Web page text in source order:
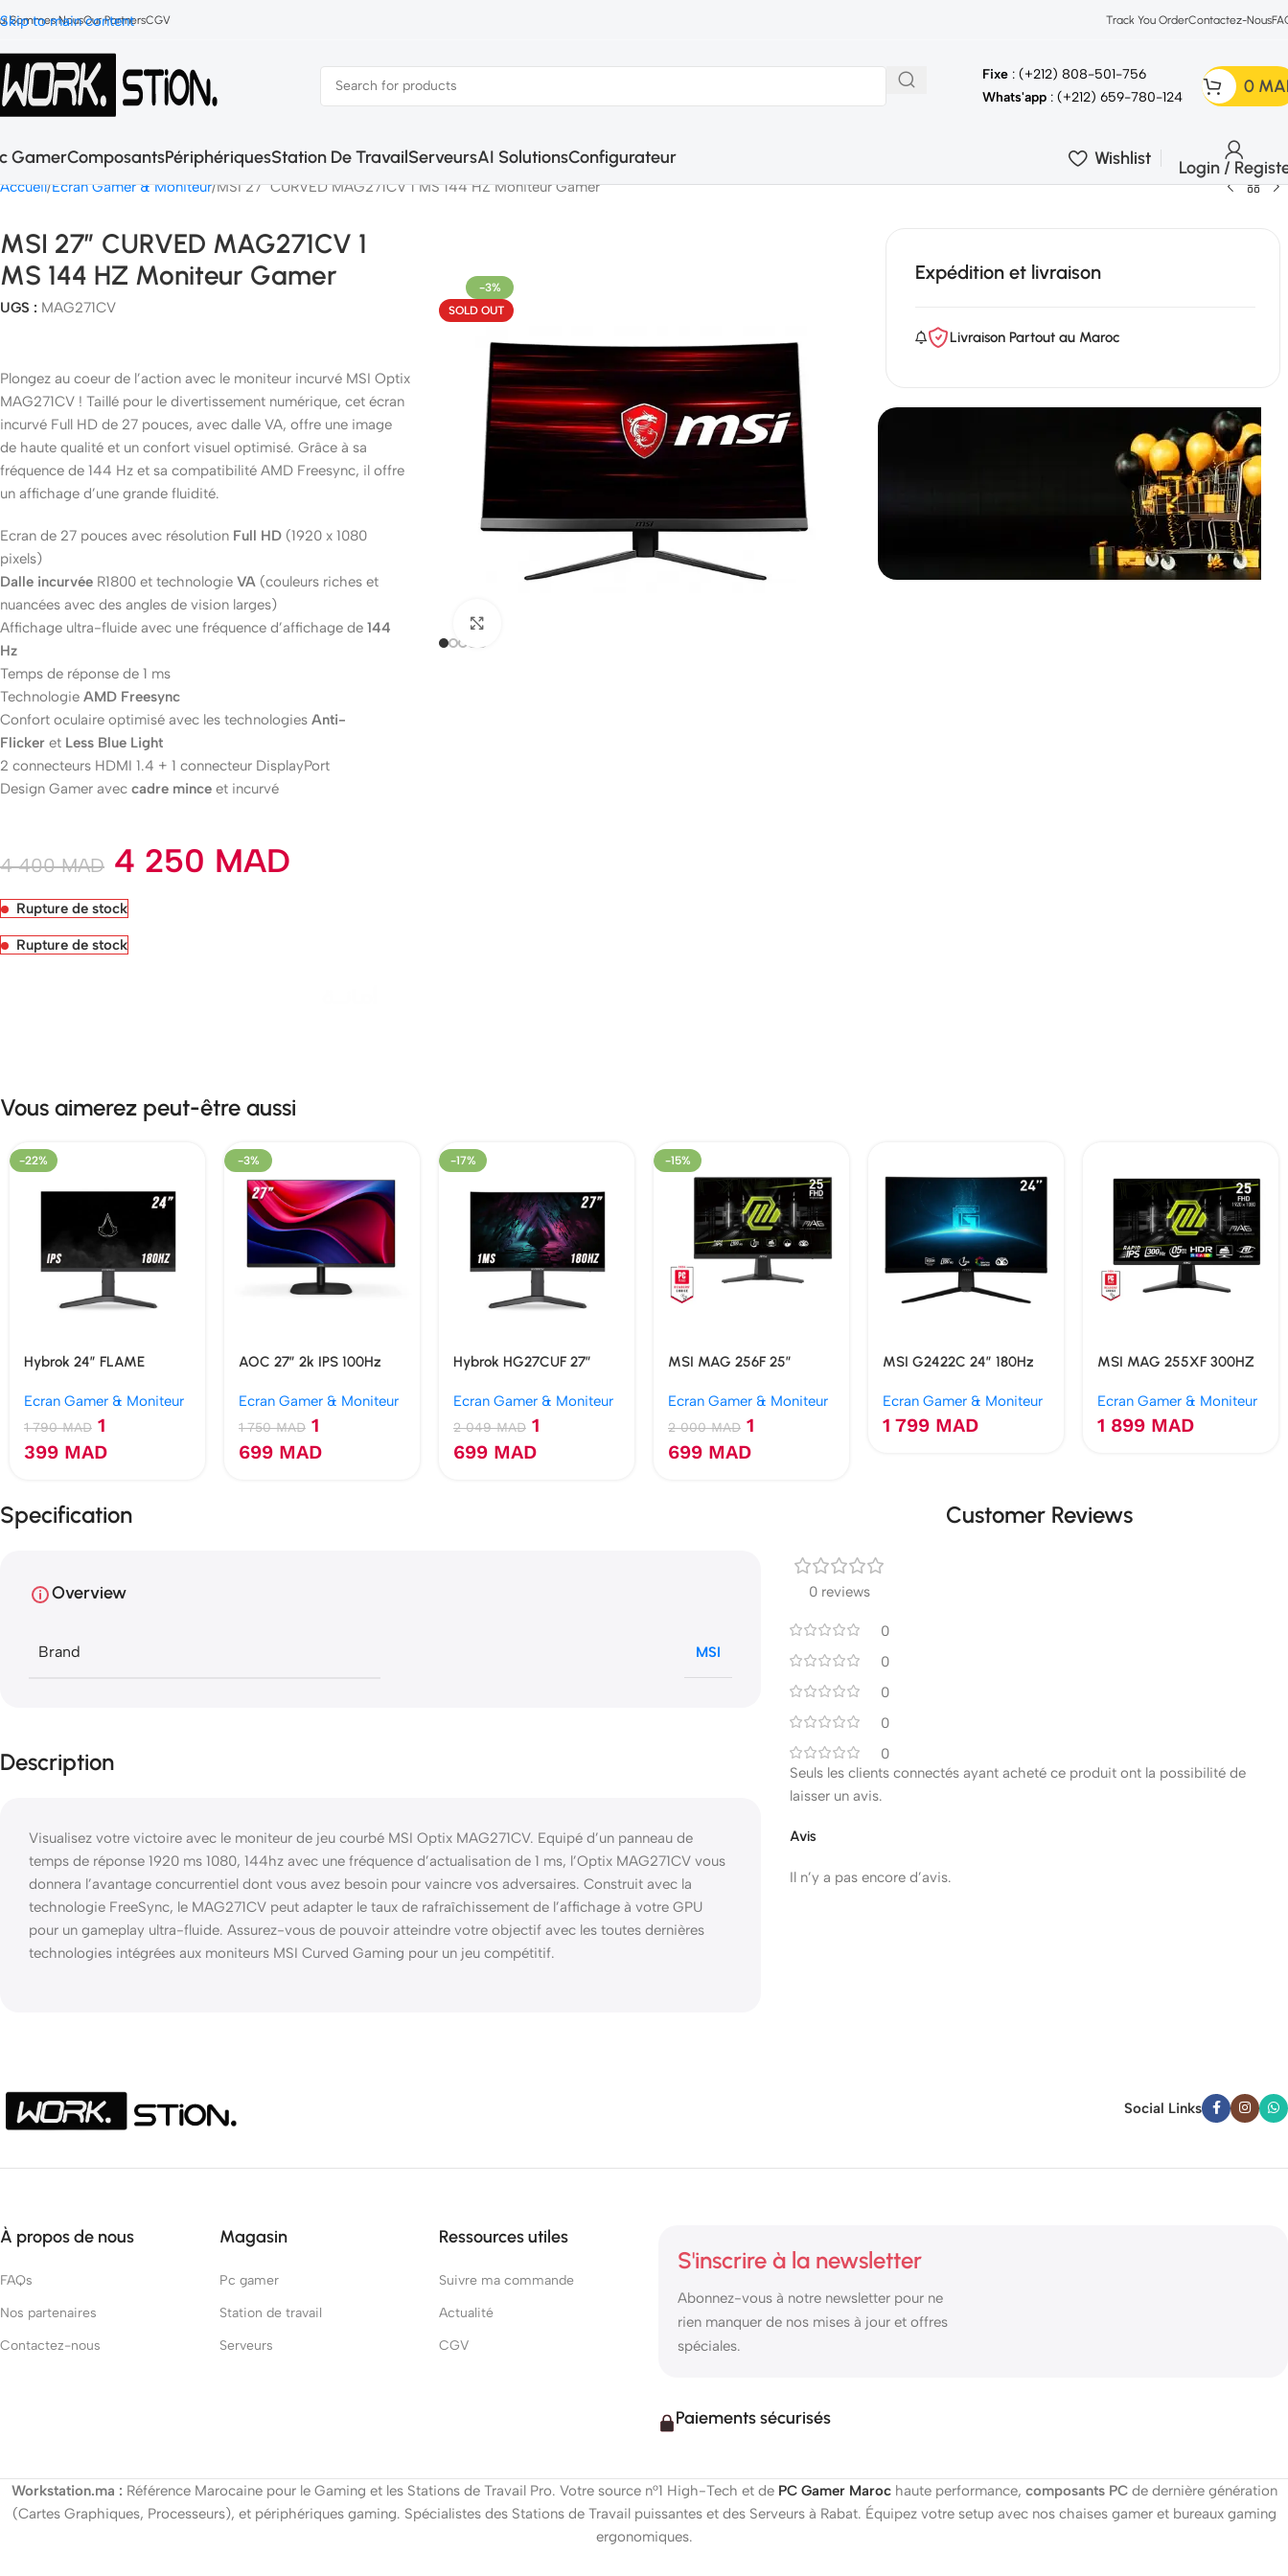
Skip to main content
Sommes NousOur PartnersCGV Track You OrderContactez-Nous
Fixe : (+212) 808-501-756
Whats'app : (+212) 659-780-124
0
GamerComposantsPériphériquesStation De TravailServeursAI SolutionsConfigurateur Wishlist Login /
Accueil Ecran Gamer & Moniteur MSI 27″ CURVED MAG271CV 1 MS 144 HZ Moniteur Gamer
MSI 27″ CURVED MAG271CV 1
MS 144 HZ Moniteur Gamer
UGS : MAG271CV
Plongez au coeur de l’action avec le moniteur incurvé MSI Optix
MAG271CV ! Taillé pour le divertissement numérique, cet écran
incurvé Full HD de 27 pouces, avec dalle VA, offre une image
de haute qualité et un confort visuel optimisé. Grâce à sa
fréquence de 144 Hz et sa compatibilité AMD Freesync, il offre
un affichage d’une grande fluidité.
Ecran de 27 pouces avec résolution Full HD (1920 x 1080
pixels)
Dalle incurvée R1800 et technologie VA (couleurs riches et
nuancées avec des angles de vision larges)
Affichage ultra-fluide avec une fréquence d’affichage de 144
Hz
Temps de réponse de 1 ms
Technologie AMD Freesync
Confort oculaire optimisé avec les technologies Anti-
Flicker et Less Blue Light
2 connecteurs HDMI 1.4 + 1 connecteur DisplayPort
Design Gamer avec cadre mince et incurvé
4 400MAD 4 250 MAD
Rupture de stock
Rupture de stock
-3%
SOLD OUT
Expédition et livraison
Livraison Partout au Maroc
Vous aimerez peut-être aussi
-22%
Hybrok 24″ FLAME
Ecran Gamer & Moniteur
1 790MAD 1
399 MAD
-3%
AOC 27″ 2k IPS 100Hz
Ecran Gamer & Moniteur
1 750MAD 1
699 MAD
-17%
Hybrok HG27CUF 27″
Ecran gamer
Ecran Gamer & Moniteur
2 049MAD 1
699 MAD
-15%
MSI MAG 256F 25″
Ecran Gamer & Moniteur
2 000MAD 1
699 MAD
MSI G2422C 24″ 180Hz
Ecran Gamer & Moniteur
1 799 MAD
MSI MAG 255XF 300HZ
Ecran Gamer & Moniteur
1 899 MAD
Specification
Overview
Brand MSI
Description
Visualisez votre victoire avec le moniteur de jeu courbé MSI Optix MAG271CV. Equipé d’un panneau de
temps de réponse 1920 ms 1080, 144hz avec une fréquence d’actualisation de 1 ms, l’Optix MAG271CV vous
donnera l’avantage concurrentiel dont vous avez besoin pour vaincre vos adversaires. Construit avec la
technologie FreeSync, le MAG271CV peut adapter le taux de rafraîchissement de l’affichage à votre GPU
pour un gameplay ultra-fluide. Assurez-vous de pouvoir atteindre votre objectif avec les toutes dernières
technologies intégrées aux moniteurs MSI Curved Gaming pour un jeu compétitif.
Customer Reviews
0 reviews
0
0
0
0
0
Avis
Il n’y a pas encore d’avis.
Seuls les clients connectés ayant acheté ce produit ont la possibilité de
laisser un avis.
Social Links
À propos de nous
FAQs
Nos partenaires
Contactez-nous
Magasin
Pc gamer
Station de travail
Serveurs
Ressources utiles
Suivre ma commande
Actualité
CGV
S'inscrire à la newsletter
Abonnez-vous à notre newsletter pour ne
rien manquer de nos mises à jour et offres
spéciales.
Paiements sécurisés
Workstation.ma : Référence Marocaine pour le Gaming et les Stations de Travail Pro. Votre source n°1 High-Tech et de PC Gamer Marochaute performance, composants PCde dernière génération
(Cartes Graphiques, Processeurs), et périphériques gaming. Spécialistes des Stations de Travail puissantes et des Serveurs à Rabat. Équipez votre setup avec nos chaises gamer et bureaux gaming
ergonomiques.